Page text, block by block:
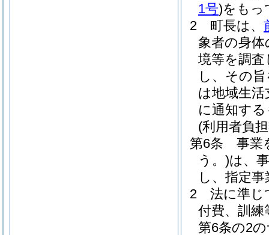
1号)をもっ
2
町長は、
象者の身
境等を調
し、その
は地域生活
に通知す
(利用者負
第6条
事業
う。)は、
し、指定
2
法に準じ
付費、訓練
第6条の2